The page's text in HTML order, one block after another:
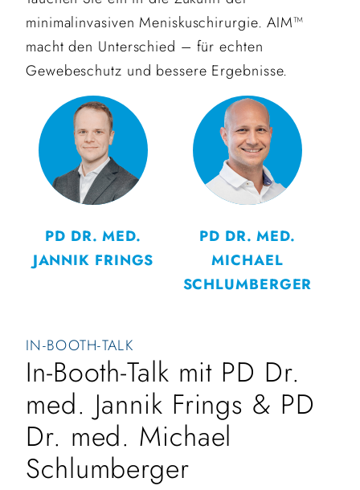
minimalinvasiven Meniskuschirurgie. AIM™
macht den Unterschied – für echten
Gewebeschutz und bessere Ergebnisse.
PD DR. MED.
JANNIK FRINGS
PD DR. MED.
MICHAEL
SCHLUMBERGER
IN-BOOTH-TALK
In-Booth-Talk mit PD Dr.
med. Jannik Frings & PD
Dr. med. Michael
Schlumberger